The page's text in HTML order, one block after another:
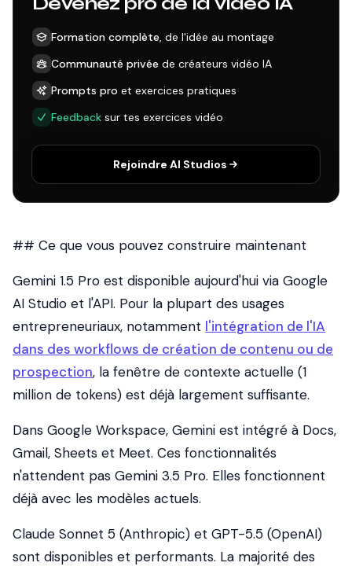
Formation complète, de l'idée au montage
Communauté privée de créateurs vidéo IA
Prompts pro et exercices pratiques
Feedback sur tes exercices vidéo
Rejoindre AI Studios
## Ce que vous pouvez construire maintenant
Gemini 1.5 Pro est disponible aujourd'hui via Google
AI Studio et l'API. Pour la plupart des usages
entrepreneuriaux, notamment l'intégration de l'IA
dans des workflows de création de contenu ou de
prospection, la fenêtre de contexte actuelle (1
million de tokens) est déjà largement suffisante.
Dans Google Workspace, Gemini est intégré à Docs,
Gmail, Sheets et Meet. Ces fonctionnalités
n'attendent pas Gemini 3.5 Pro. Elles fonctionnent
déjà avec les modèles actuels.
Claude Sonnet 5 (Anthropic) et GPT-5.5 (OpenAI)
sont disponibles et performants. La majorité des